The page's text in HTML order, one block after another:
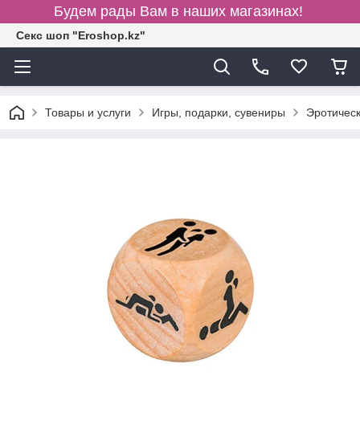
Будем рады Вам в наших магазинах!
Секс шоп "Eroshop.kz"
Товары и услуги Игры, подарки, сувениры